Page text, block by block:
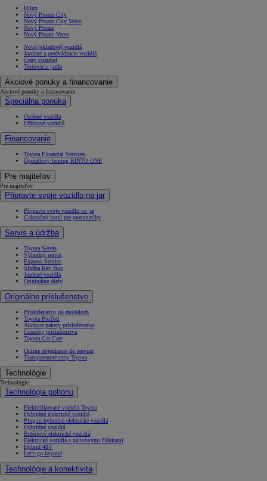
Hilux
Nový Proace City
Nový Proace City Verso
Nový Proace
Nový Proace Verso
Nové (skladové) vozidlá
Jazdené a predvádzacie vozidlá
Ceny vozidiel
Testovacia jazda
Akciové ponuky a financovanie
Akciové ponuky a financovanie
Špeciálna ponuka
Osobné vozidlá
Úžitkové vozidlá
Financovanie
Toyota Financial Services
Operatívny leasing KINTO ONE
Pre majiteľov
Pre majiteľov
Připravte svoje vozidlo na jar
Připravte svoje vozidlo na jar
Celoročný hotel pre pneumatiky
Servis a údržba
Toyota Servis
Výhodný servis
Express Service
Služba Key Box
Jazdené vozidlá
Originálne diely
Originálne príslušenstvo
Príslušenstvo po modeloch
Toyota ProTect
Akciové pakety príslušenstva
Cenníky príslušenstva
Toyota Car Care
Online objednanie do servisu
Transparentné ceny Toyota
Technológie
Technológie
Technológia pohonu
Elektrifikované vozidlá Toyota
Hybridné elektrické vozidlá
Plug-in hybridné elektrické vozidlá
Hybridné vozidlá
Batériové elektrické vozidlá
Elektrické vozidlá s palivovými článkami
Hybrid 48V
Let's go beyond
Technológie a konektivita